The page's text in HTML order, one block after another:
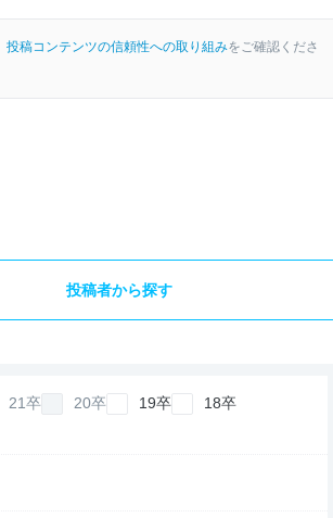
投稿コンテンツの信頼性への取り組みをご確認くださ
投稿者から探す
21卒 20卒 19卒
18卒